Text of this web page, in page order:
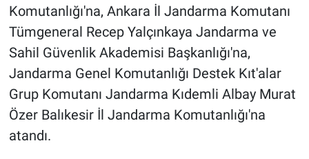
Komutanlığı'na, Ankara İl Jandarma Komutanı
Tümgeneral Recep Yalçınkaya Jandarma ve
Sahil Güvenlik Akademisi Başkanlığı'na,
Jandarma Genel Komutanlığı Destek Kıt'alar
Grup Komutanı Jandarma Kıdemli Albay Murat
Özer Balıkesir İl Jandarma Komutanlığı'na
atandı.
Ne demişti
Nedir
Programlar